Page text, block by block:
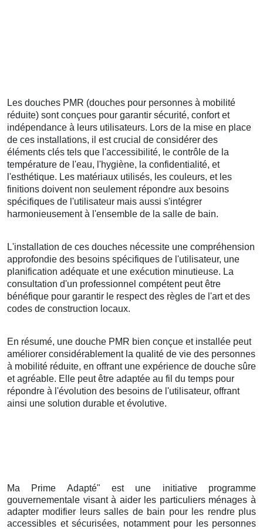
Les douches PMR (douches pour personnes à mobilité
réduite) sont conçues pour garantir sécurité, confort et
indépendance à leurs utilisateurs. Lors de la mise en place
de ces installations, il est crucial de considérer des
éléments clés tels que l'accessibilité, le contrôle de la
température de l'eau, l'hygiène, la confidentialité, et
l'esthétique. Les matériaux utilisés, les couleurs, et les
finitions doivent non seulement répondre aux besoins
spécifiques de l'utilisateur mais aussi s'intégrer
harmonieusement à l'ensemble de la salle de bain.
L'installation de ces douches nécessite une compréhension
approfondie des besoins spécifiques de l'utilisateur, une
planification adéquate et une exécution minutieuse. La
consultation d'un professionnel compétent peut être
bénéfique pour garantir le respect des règles de l'art et des
codes de construction locaux.
En résumé, une douche PMR bien conçue et installée peut
améliorer considérablement la qualité de vie des personnes
à mobilité réduite, en offrant une expérience de douche sûre
et agréable. Elle peut être adaptée au fil du temps pour
répondre à l'évolution des besoins de l'utilisateur, offrant
ainsi une solution durable et évolutive.
Ma Prime Adapté" est une initiative programme
gouvernementale visant à aider les particuliers ménages à
adapter modifier leurs salles de bain pour les rendre plus
accessibles et sécurisées, notamment pour les personnes